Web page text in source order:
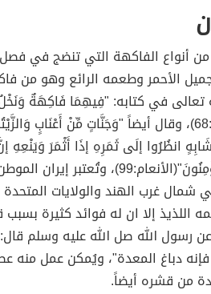
أنواع الفاكهة التي تنضج في فصل
الأحمر وطعمه الرائع وهو من
تعالى في كتابه: "فِيهِمَا فَاكِهَةٌ
(الرحمن:68)، وقال أيضاً "وَجَنَّاتٍ مِّنْ أَعْنَابٍ
انظُرُوا إلَى ثَمَرِهِ إذَا أَثْمَرَ
لِّقَوْمٍ يُؤْمِنُونَ"(الأنعام:99)،
شمال غرب الهند والولايات المتحدة
اللذيذ إلا ان له فوائد كثيرة بسبب
عن رسول الله صل الله عليه وسلم قال:
دباغ المعدة"، ويُمكن عمل منه
من قشره أيضاً.